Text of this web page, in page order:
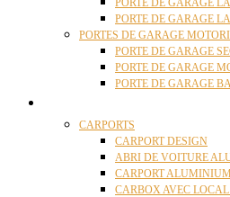
PORTE DE GARAGE
PORTE DE GARAGE
PORTES DE GARAGE
PORTE DE GARAGE
PORTE DE GARAGE
PORTE DE GARAGE
CARPORTS
CARPORT DESIGN
ABRI DE VOITURE
CARPORT ALUMINIUM
CARBOX AVEC